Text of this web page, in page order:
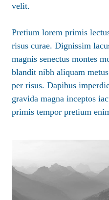
velit.
Pretium lorem primis
risus curae. Dignissim
magnis senectus montes
blandit nibh aliquam
per risus. Dapibus
gravida magna inceptos
primis tempor pretium